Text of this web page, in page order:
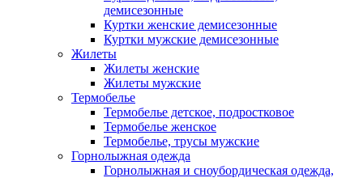
демисезонные
Куртки женские демисезонные
Куртки мужские демисезонные
Жилеты
Жилеты женские
Жилеты мужские
Термобелье
Термобелье детское, подростковое
Термобелье женское
Термобелье, трусы мужские
Горнолыжная одежда
Горнолыжная и сноубордическая одежда,